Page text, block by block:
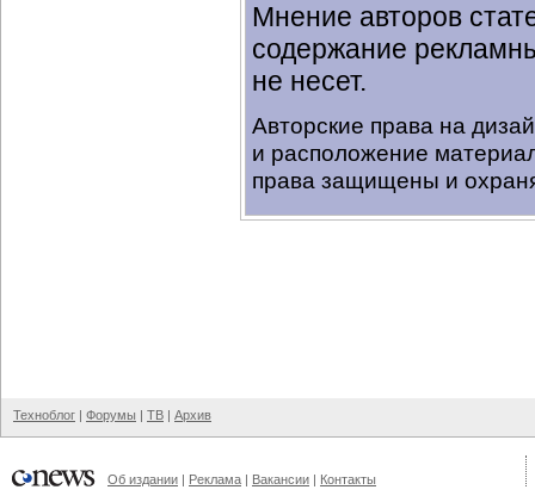
Мнение авторов
содержание
не несет.
Авторские права на
и расположение
права защищены и
Техноблог | Форумы | ТВ | Архив
Об издании | Реклама | Вакансии | Контакты